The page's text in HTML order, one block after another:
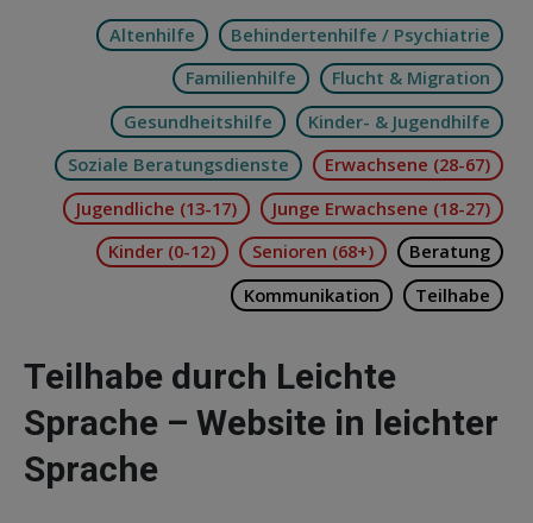
Altenhilfe
Behindertenhilfe / Psychiatrie
Familienhilfe
Flucht & Migration
Gesundheitshilfe
Kinder- & Jugendhilfe
Soziale Beratungsdienste
Erwachsene (28-67)
Jugendliche (13-17)
Junge Erwachsene (18-27)
Kinder (0-12)
Senioren (68+)
Beratung
Kommunikation
Teilhabe
Teilhabe durch Leichte
Sprache – Website in leichter
Sprache